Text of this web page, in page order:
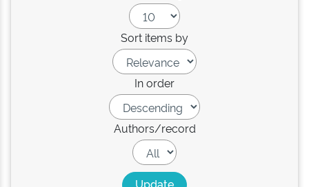
Sort items by
In order
Authors/record